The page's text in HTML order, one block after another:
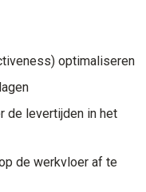
optimaliseren
de levertijden in het
de werkvloer af te